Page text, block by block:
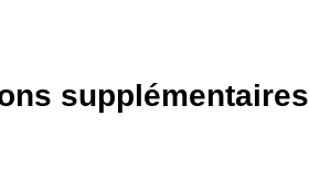
supplémentaires